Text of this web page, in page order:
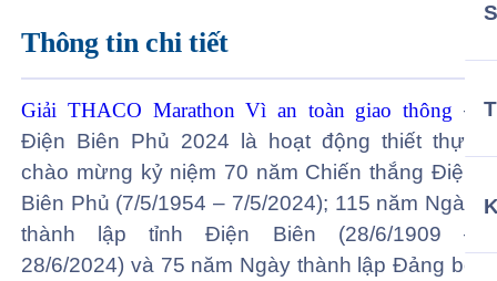
Thông tin chi tiết
Giải THACO Marathon Vì an toàn giao thông –
Điện Biên Phủ 2024 là hoạt động thiết thực
chào mừng kỷ niệm 70 năm Chiến thắng Điện
Biên Phủ (7/5/1954 – 7/5/2024); 115 năm Ngày
thành lập tỉnh Điện Biên (28/6/1909 –
28/6/2024) và 75 năm Ngày thành lập Đảng bộ